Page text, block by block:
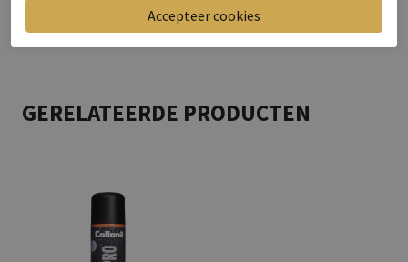
Bezorgen & retourneren
GERELATEERDE PRODUCTEN